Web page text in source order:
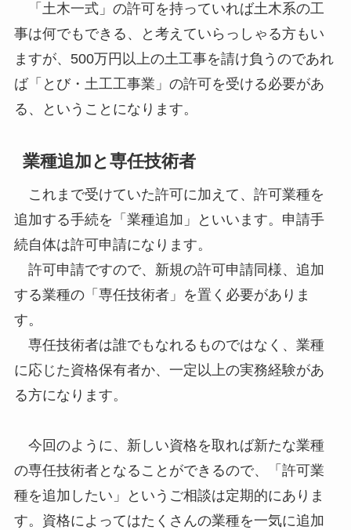
「土木一式」の許可を持っていれば土木系の工
事は何でもできる、と考えていらっしゃる方もい
ますが、500万円以上の土工事を請け負うのであれ
ば「とび・土工工事業」の許可を受ける必要があ
る、ということになります。
業種追加と専任技術者
これまで受けていた許可に加えて、許可業種を
追加する手続を「業種追加」といいます。申請手
続自体は許可申請になります。
許可申請ですので、新規の許可申請同様、追加
する業種の「専任技術者」を置く必要がありま
す。
専任技術者は誰でもなれるものではなく、業種
に応じた資格保有者か、一定以上の実務経験があ
る方になります。
今回のように、新しい資格を取れば新たな業種
の専任技術者となることができるので、「許可業
種を追加したい」というご相談は定期的にありま
す。資格によってはたくさんの業種を一気に追加